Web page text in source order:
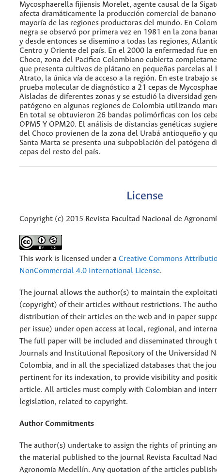
Mycosphaerella fijiensis Morelet, agente causal de la
afecta dramáticamente la producción comercial de
mayoría de las regiones productoras del mundo. En
negra se observó por primera vez en 1981 en la zona
y desde entonces se disemino a todas las regiones,
Centro y Oriente del país. En el 2000 la enfermedad fue
Choco, zona del Pacifico Colombiano cubierta
que presenta cultivos de plátano en pequeñas parcelas al
Atrato, la única vía de acceso a la región. En este trabajo
prueba molecular de diagnóstico a 21 cepas de
Aisladas de diferentes zonas y se estudió la diversidad
patógeno en algunas regiones de Colombia utilizando
En total se obtuvieron 26 bandas polimórficas con los
OPM5 Y OPM20. El análisis de distancias genéticas
del Choco provienen de la zona del Urabá antioqueño y
Santa Marta se presenta una subpoblación del patógeno
cepas del resto del país.
License
Copyright (c) 2015 Revista Facultad Nacional de
This work is licensed under a Creative Commons
NonCommercial 4.0 International License.
The journal allows the author(s) to maintain the
(copyright) of their articles without restrictions. The
distribution of their articles on the web and in paper
per issue) under open access at local, regional, and
The full paper will be included and disseminated through
Journals and Institutional Repository of the Universidad
Colombia, and in all the specialized databases that the
pertinent for its indexation, to provide visibility and
article. All articles must comply with Colombian and
legislation, related to copyright.
Author Commitments
The author(s) undertake to assign the rights of printing
the material published to the journal Revista Facultad
Agronomía Medellín. Any quotation of the articles